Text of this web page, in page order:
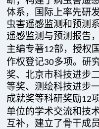
体系，国际上率先研
虫害遥感监测和预测
遥感监测与预测报告
主编专著12部，授权
作权登记30多项。研
奖、北京市科技进步
等奖、测绘科技进步
成就奖等科研奖励12
单位的学术交流和技
互补，建立了骨干成